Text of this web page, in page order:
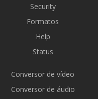
Security
Formatos
Help
Status
Conversor de vídeo
Conversor de áudio